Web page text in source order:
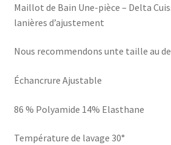
Maillot de Bain Une-pièce – Delta
lanières d’ajustement
Nous recommendons unte taille au
Échancrure Ajustable
86 % Polyamide 14% Elasthane
Température de lavage 30°